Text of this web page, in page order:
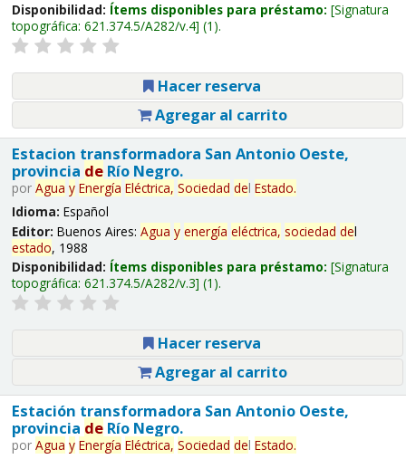
Disponibilidad: Ítems disponibles para préstamo: Signatura
topográfica: 621.374.5/A282/v.4 (1).
Hacer reserva
Agregar al carrito
Estacion transformadora San Antonio Oeste,
provincia deRío Negro.
por Agua y Energía Eléctrica, Sociedad del Estado.
Idioma: Español
Editor: Buenos Aires: Agua y energía eléctrica, sociedad del
estado, 1988
Disponibilidad: Ítems disponibles para préstamo: Signatura
topográfica: 621.374.5/A282/v.3 (1).
Hacer reserva
Agregar al carrito
Estación transformadora San Antonio Oeste,
provincia deRío Negro.
por Agua y Energía Eléctrica, Sociedad del Estado.